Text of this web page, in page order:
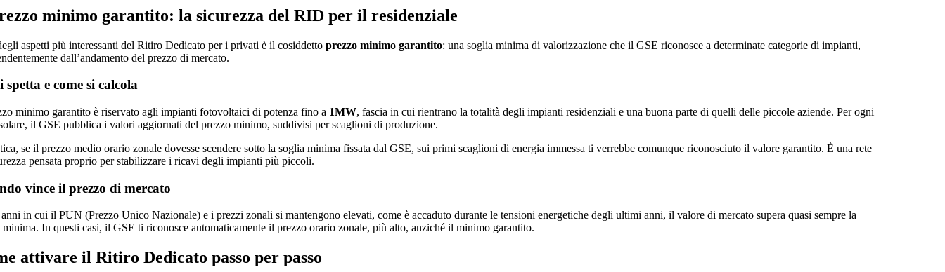
minimo garantito: la sicurezza del RID per il residenziale
aspetti più interessanti del Ritiro Dedicato per i privati è il cosiddetto prezzo minimo garantito: una soglia minima di valorizzazione che il GSE riconosce a determinate categorie di impianti,
dall’andamento del prezzo di mercato.
spetta e come si calcola
minimo garantito è riservato agli impianti fotovoltaici di potenza fino a 1MW, fascia in cui rientrano la totalità degli impianti residenziali e una buona parte di quelli delle piccole aziende. Per ogni
il GSE pubblica i valori aggiornati del prezzo minimo, suddivisi per scaglioni di produzione.
se il prezzo medio orario zonale dovesse scendere sotto la soglia minima fissata dal GSE, sui primi scaglioni di energia immessa ti verrebbe comunque riconosciuto il valore garantito. È una rete
pensata proprio per stabilizzare i ricavi degli impianti più piccoli.
vince il prezzo di mercato
in cui il PUN (Prezzo Unico Nazionale) e i prezzi zonali si mantengono elevati, come è accaduto durante le tensioni energetiche degli ultimi anni, il valore di mercato supera quasi sempre la
minima. In questi casi, il GSE ti riconosce automaticamente il prezzo orario zonale, più alto, anziché il minimo garantito.
attivare il Ritiro Dedicato passo per passo